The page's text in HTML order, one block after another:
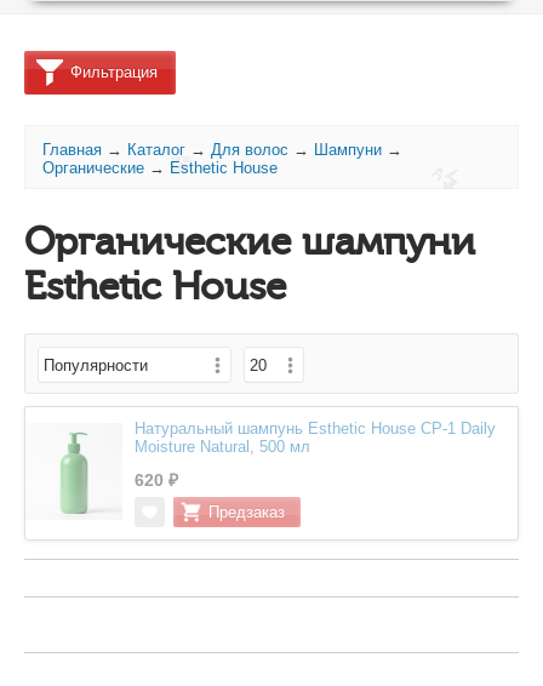
Фильтрация
Главная → Каталог → Для волос → Шампуни →
Органические → Esthetic House
Органические шампуни
Esthetic House
Натуральный шампунь Esthetic House CP-1 Daily
Moisture Natural, 500 мл
620 ₽